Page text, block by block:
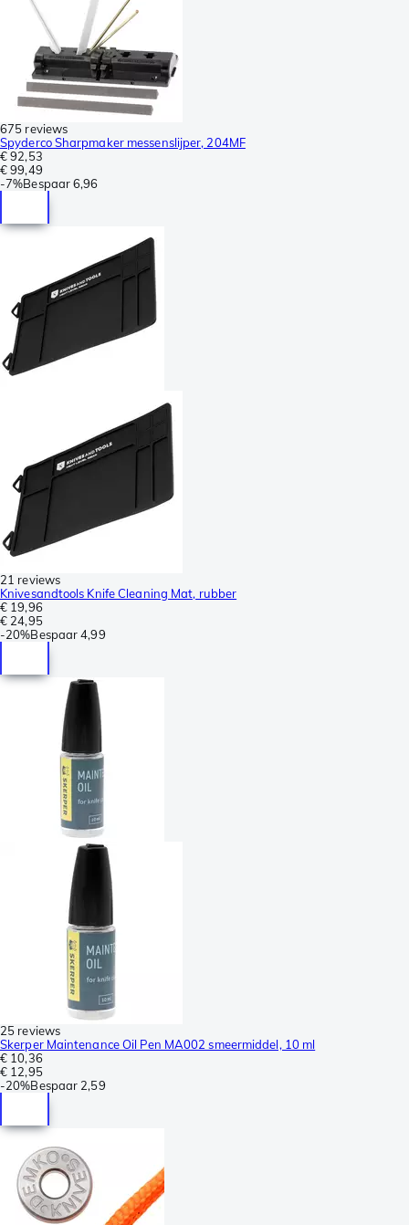
675 reviews
Spyderco Sharpmaker messenslijper, 204MF
€ 92,53
€ 99,49
-7%Bespaar6,96
21 reviews
Knivesandtools Knife Cleaning Mat, rubber
€ 19,96
€ 24,95
-20%Bespaar 4,99
25 reviews
Skerper Maintenance Oil Pen MA002 smeermiddel, 10 ml
€ 10,36
€ 12,95
-20%Bespaar 2,59